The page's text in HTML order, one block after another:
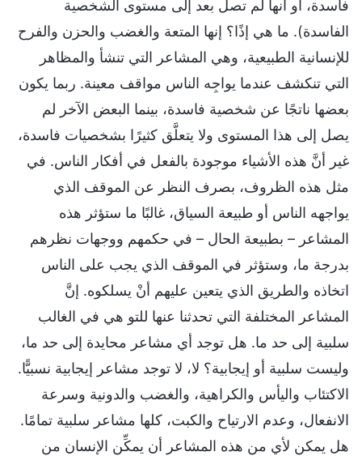
فاسدة، أو أنها لم تصل بعد إلى مستوى الشخصية
الفاسدة). ما هي إذًا؟ إنها المتعة والغضب والحزن والفرح
للإنسانية الطبيعية، وهي المشاعر التي تنشأ والمظاهر
التي تنكشف عندما يواجِه الناس مواقف معينة. ربما يكون
بعضها ناتجًا عن شخصية فاسدة، بينما البعض الآخر لم
يصل إلى هذا المستوى ولا يتعلَّق كثيرًا بشخصيات فاسدة،
غير أنَّ هذه الأشياء موجودة بالفعل في أفكار الناس. في
مثل هذه الظروف، بصرف النظر عن الموقف الذي
يواجهه الناس أو طبيعة السياق، غالبًا ما ستؤثر هذه
المشاعر – بطبيعة الحال – في حكمهم ووجهات نظرهم
بدرجة ما، وستؤثر في الموقف الذي يجب على الناس
اتخاذه والطريق الذي يتعين عليهم أنْ يسلكوه. إنَّ
المشاعر المختلفة التي تحدثنا عنها للتو هي في الغالب
سلبية إلى حد ما. هل توجد أي مشاعر محايدة إلى حد ما،
وليست سلبية أو إيجابية؟ لا، لا توجد مشاعر إيجابية نسبيًّا.
الاكتئاب واليأس والكراهية، والغضب والدونية وسرعة
الانفعال، وعدم الارتياح والكبت، كلها مشاعر سلبية تمامًا.
هل يمكن لأي من هذه المشاعر أن يمكِّن الإنسان من